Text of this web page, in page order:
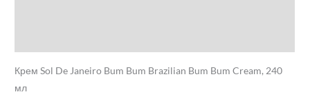
Крем Sol De Janeiro Bum Bum Brazilian Bum Bum Cream, 240
мл